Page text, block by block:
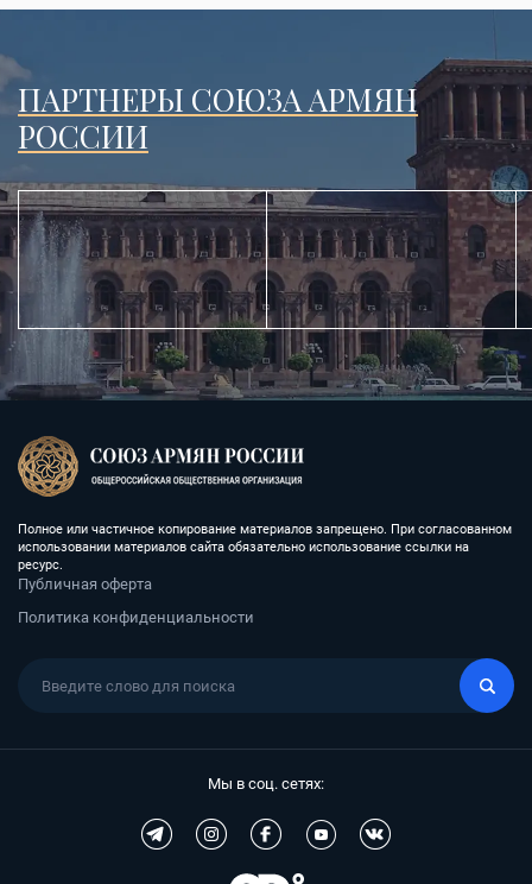
ПАРТНЕРЫ СОЮЗА АРМЯН
РОССИИ
Полное или частичное копирование материалов запрещено. При согласованном
использовании материалов сайта обязательно использование ссылки на
ресурс.
Публичная оферта
Политика конфиденциальности
Мы в соц. сетях: